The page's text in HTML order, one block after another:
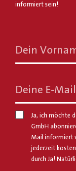
informiert sein!
Dein
Deine E-
Ja, ich möchte
GmbH
Mail informiert
jederzeit
durch Ja!